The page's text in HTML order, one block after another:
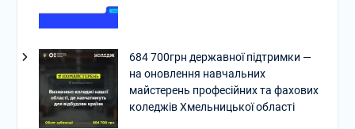
684 700грн державної підтримки —
на оновлення навчальних
майстерень професійних та фахових
коледжів Хмельницької області